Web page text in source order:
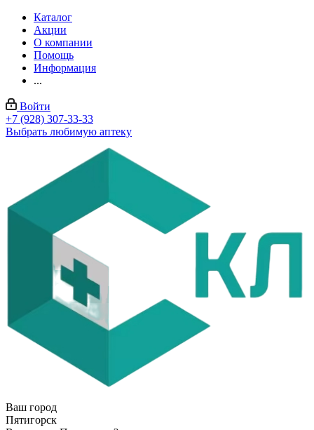
Каталог
Акции
О компании
Помощь
Информация
...
Войти
+7 (928) 307-33-33
Выбрать любимую аптеку
Ваш город
Пятигорск